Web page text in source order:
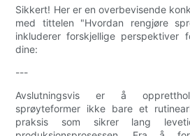
Sikkert! Her er en overbevisende
med tittelen "Hvordan rengjøre
inkluderer forskjellige perspektiver
dine:
---
Avslutningsvis er å
sprøyteformer ikke bare et
praksis som sikrer lang